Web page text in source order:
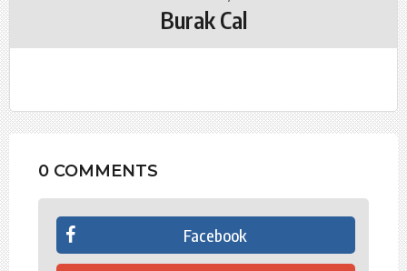
Burak Cal
0 COMMENTS
Facebook